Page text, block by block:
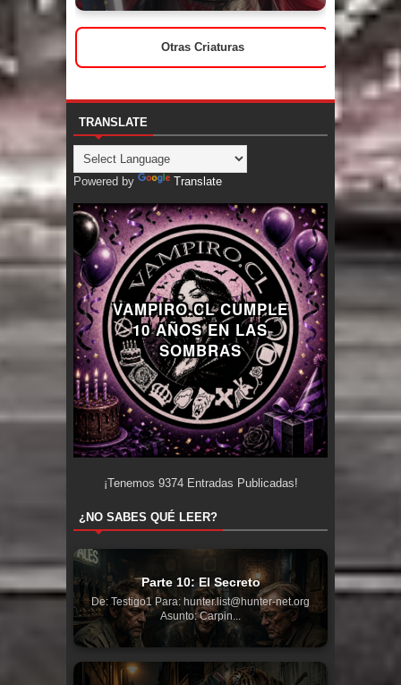
Otras Criaturas
TRANSLATE
Powered by Translate
VAMPIRO.CL CUMPLE
10 AÑOS EN LAS
SOMBRAS
¡Tenemos 9374Entradas Publicadas!
¿NO SABES QUÉ LEER?
Parte 10: El Secreto
De: Testigo1 Para: hunter.list@hunter-net.org
Asunto: Carpin...